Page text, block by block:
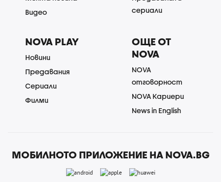
Видео
сериали
NOVA PLAY
Новини
Предавания
Сериали
Филми
ОЩЕ ОТ
NOVA
NOVA
отговорност
NOVA Кариери
News in English
МОБИЛНОТО ПРИЛОЖЕНИЕ НА NOVA.BG